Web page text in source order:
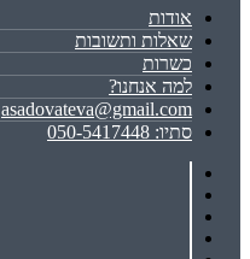
אודות
שאלות ותשובות
כשרות
למה אנחנו?
asadovateva@gmail.com
סתיו: 050-5417448